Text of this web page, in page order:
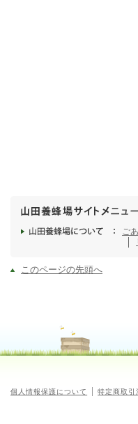
ご
このページの先頭へ
個人情報保護について 特定商取引